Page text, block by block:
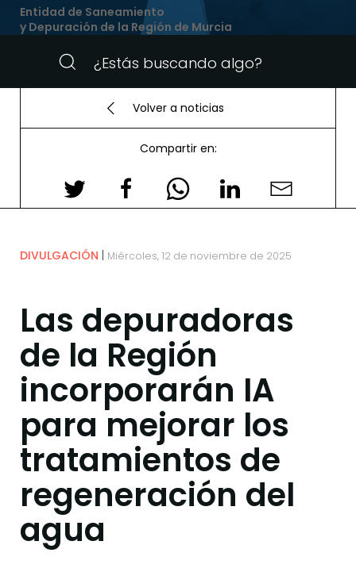
Entidad de Saneamiento
y Depuración de la Región de Murcia
Volver a noticias
Compartir en:
DIVULGACIÓN Miércoles, 12 de noviembre de 2025
Las depuradoras
de la Región
incorporarán IA
para mejorar los
tratamientos de
regeneración del
agua